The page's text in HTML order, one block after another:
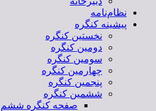
نظام‌نامه
پیشینه کنگره
نخستین کنگره
دومین کنگره
سومین کنگره
چهارمین کنگره
پنجمین کنگره
ششمین کنگره
صفحه کنگره ششم